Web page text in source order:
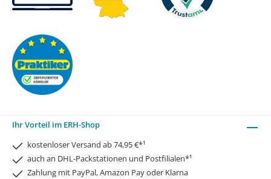
Ihr Vorteil im ERH-Shop
kostenloser Versand ab 74,95 €*¹
auch an DHL-Packstationen und Postfilialen*¹
Zahlung mit PayPal, Amazon Pay oder Klarna